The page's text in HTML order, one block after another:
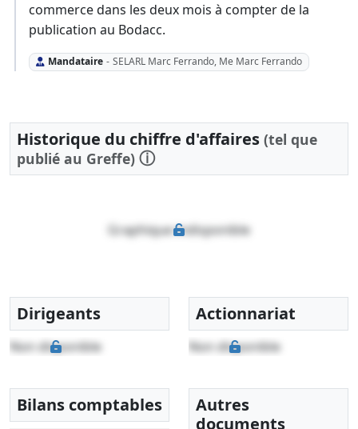
commerce dans les deux mois à compter de la
publication au Bodacc.
Mandataire - SELARL Marc Ferrando, Me Marc Ferrando
Historique du chiffre d'affaires (tel que
publié au Greffe) ⓘ
Graphique indisponible
Dirigeants
Non disponible
Actionnariat
Non disponible
Bilans comptables
Autres
documents